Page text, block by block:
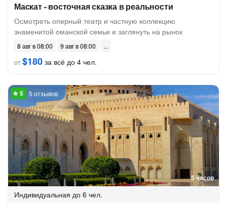
Маскат - восточная сказка в реальности
Осмотреть оперный театр и частную коллекцию
знаменитой оманской семьи и заглянуть на рынок
8 авг в 08:00
9 авг в 08:00
от$180 за всё до 4 чел.
5 часов
5 отзывов
Индивидуальная до 6 чел.